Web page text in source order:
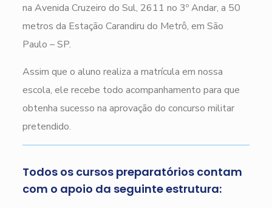
na Avenida Cruzeiro do Sul, 2611 no 3º Andar, a 50
metros da Estação Carandiru do Metrô, em São
Paulo – SP.
Assim que o aluno realiza a matrícula em nossa
escola, ele recebe todo acompanhamento para que
obtenha sucesso na aprovação do concurso militar
pretendido.
Todos os cursos preparatórios contam
com o apoio da seguinte estrutura: